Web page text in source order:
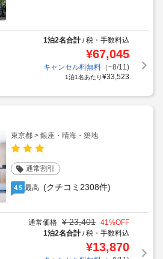
1泊2名合計/税・手数料込
¥67,045
キャンセル料無料（~8/11)
1泊1名あたり¥33,523
東京都 > 銀座・晴海・築地
通常割引
4.5 最高 (クチコミ2308件)
通常価格 ¥ 23,401 41%OFF
1泊2名合計/税・手数料込
¥13,870